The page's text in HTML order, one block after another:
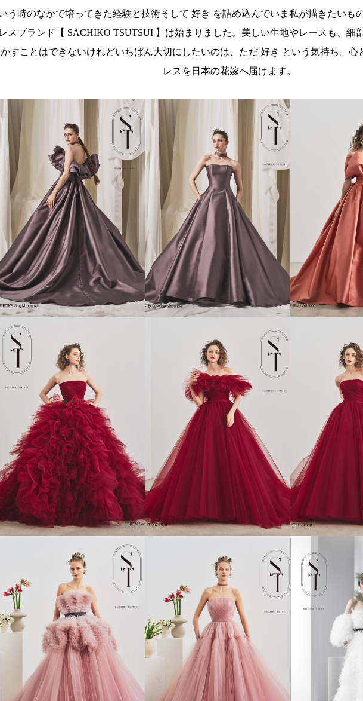
う時のなかで培ってきた経験と技術そして 好き を詰め込んでいま私が描きたい
スブランド【 SACHIKO TSUTSUI 】は始まりました。美しい生地やレースも、
すことはできないけれどいちばん大切にしたいのは、ただ 好き という気持ち。
レスを日本の花嫁へ届けます。